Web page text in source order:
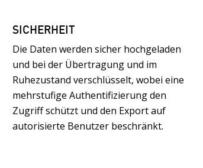
SICHERHEIT
Die Daten werden sicher hochgeladen
und bei der Übertragung und im
Ruhezustand verschlüsselt, wobei eine
mehrstufige Authentifizierung den
Zugriff schützt und den Export auf
autorisierte Benutzer beschränkt.